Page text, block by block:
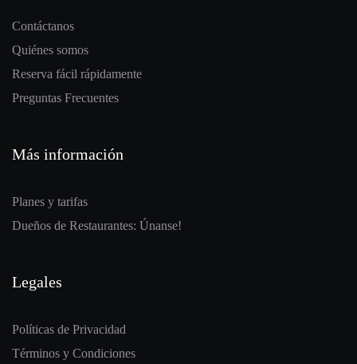
Contáctanos
Quiénes somos
Reserva fácil rápidamente
Preguntas Frecuentes
Más información
Planes y tarifas
Dueños de Restaurantes: Únanse!
Legales
Políticas de Privacidad
Términos y Condiciones